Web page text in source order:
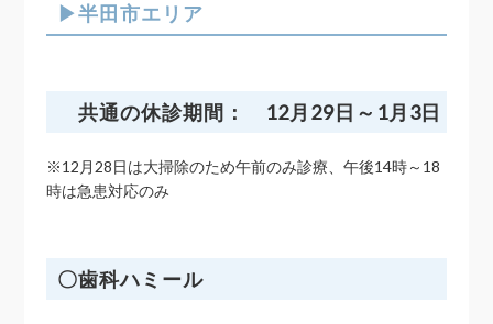
▶半田市エリア
共通の休診期間： 12月29日～1月3日
※12月28日は大掃除のため午前のみ診療、午後14時～18
時は急患対応のみ
〇歯科ハミール